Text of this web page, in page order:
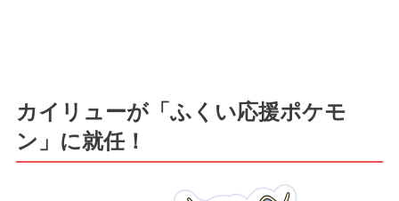
カイリューが「ふくい応援ポケモ
ン」に就任！